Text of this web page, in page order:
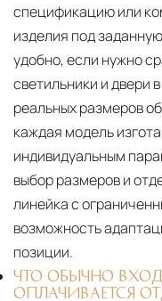
спецификацию или
изделия под
удобно, если нужно
светильники и двери
реальных размеров
каждая модель
индивидуальным
выбор размеров и
линейка с
возможность
позиции.
ЧТО ОБЫЧНО
ОПЛАЧИВАЕТСЯ